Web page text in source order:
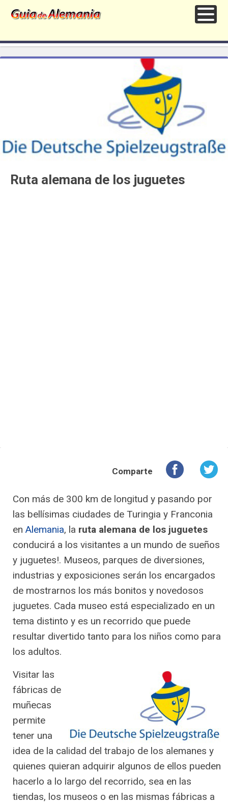
Ruta alemana de los juguetes
Comparte
Con más de 300 km de longitud y pasando por
las bellísimas ciudades de Turingia y Franconia
en Alemania, la ruta alemana de los juguetes
conducirá a los visitantes a un mundo de sueños
y juguetes!. Museos, parques de diversiones,
industrias y exposiciones serán los encargados
de mostrarnos los más bonitos y novedosos
juguetes. Cada museo está especializado en un
tema distinto y es un recorrido que puede
resultar divertido tanto para los niños como para
los adultos.
Visitar las
fábricas de
muñecas
permite
tener una
idea de la calidad del trabajo de los alemanes y
quienes quieran adquirir algunos de ellos pueden
hacerlo a lo largo del recorrido, sea en las
tiendas, los museos o en las mismas fábricas a